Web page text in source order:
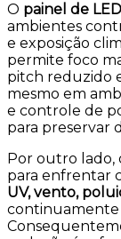
O painel de
ambientes
e exposição
permite foco
pitch reduzido
mesmo em
e controle de
para preservar
Por outro lado,
para enfrentar
UV, vento,
continuamente